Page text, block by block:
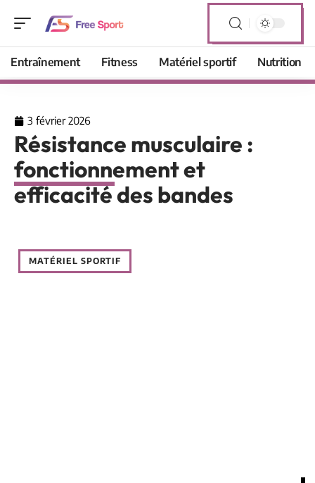
Entraînement Fitness Matériel sportif Nutrition
3 février 2026
Résistance musculaire :
fonctionnement et
efficacité des bandes
MATÉRIEL SPORTIF